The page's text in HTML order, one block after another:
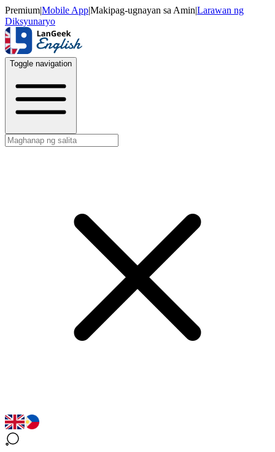
Premium|Mobile App|Makipag-ugnayan sa Amin|Larawan ng
Diksyunaryo
Toggle navigation